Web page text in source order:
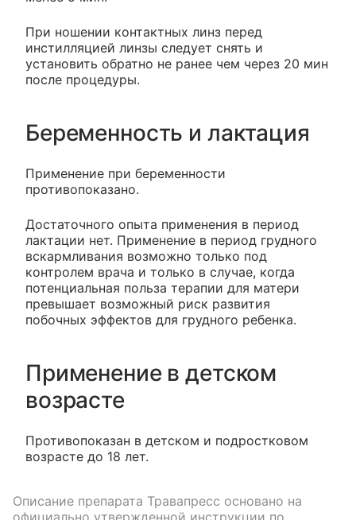
При ношении контактных линз перед
инстилляцией линзы следует снять и
установить обратно не ранее чем через 20 мин
после процедуры.
Беременность и лактация
Применение при беременности
противопоказано.
Достаточного опыта применения в период
лактации нет. Применение в период грудного
вскармливания возможно только под
контролем врача и только в случае, когда
потенциальная польза терапии для матери
превышает возможный риск развития
побочных эффектов для грудного ребенка.
Применение в детском
возрасте
Противопоказан в детском и подростковом
возрасте до 18 лет.
Описание препарата Травапресс основано на